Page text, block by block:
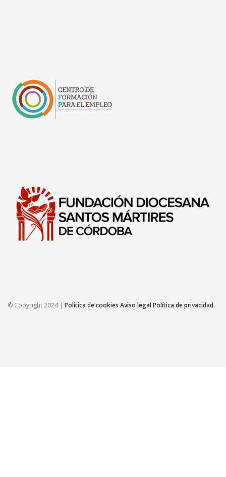
© Copyright 2024 | Política de cookies Aviso legalPolítica de privacidad